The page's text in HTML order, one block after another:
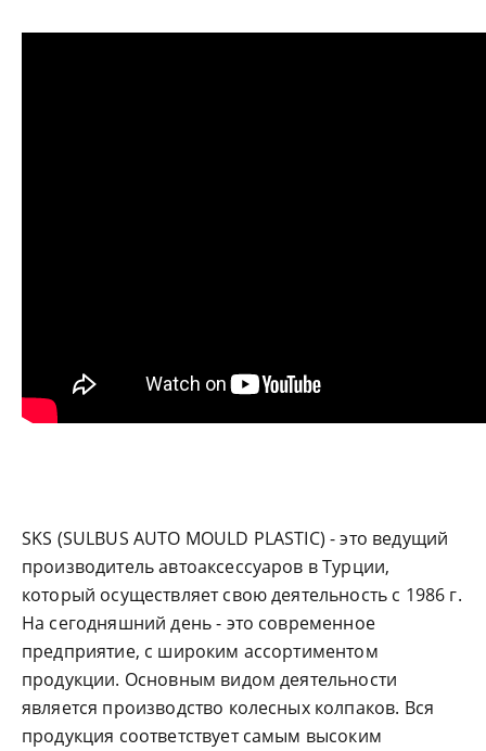
SKS (SULBUS AUTO MOULD PLASTIC) - это ведущий
производитель автоаксессуаров в Турции,
который осуществляет свою деятельность с 1986 г.
На сегодняшний день - это современное
предприятие, с широким ассортиментом
продукции. Основным видом деятельности
является производство колесных колпаков. Вся
продукция соответствует самым высоким